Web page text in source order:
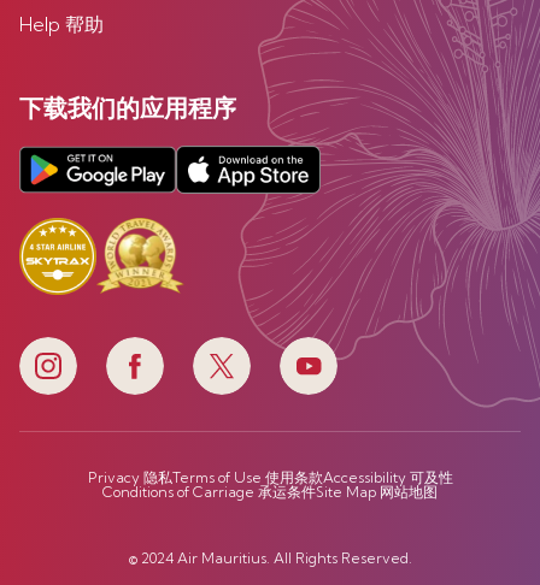
Help 帮助
下载我们的应用程序
Privacy 隐私Terms of Use 使用条款Accessibility 可及性
Conditions of Carriage 承运条件Site Map 网站地图
© 2024 Air Mauritius. All Rights Reserved.